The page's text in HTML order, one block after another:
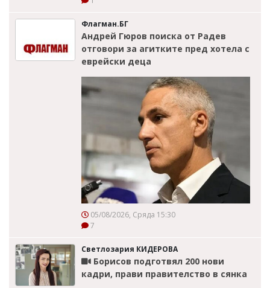
Флагман.БГ
Андрей Гюров поиска от Радев
отговори за агитките пред хотела с
еврейски деца
05/08/2026, Сряда 15:30
7
Светлозария КИДЕРОВА
Борисов подготвял 200 нови
кадри, прави правителство в сянка